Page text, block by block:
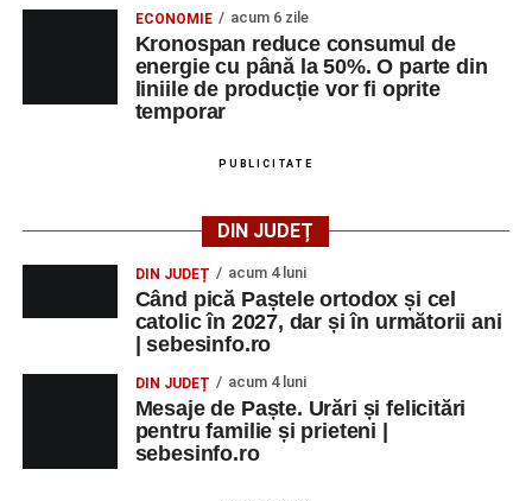
ECONOMIE acum 6 zile
Kronospan reduce consumul de
energie cu până la 50%. O parte din
liniile de producție vor fi oprite
temporar
PUBLICITATE
DIN JUDEȚ
DIN JUDEȚ acum 4 luni
Când pică Paștele ortodox și cel
catolic în 2027, dar și în următorii ani
| sebesinfo.ro
DIN JUDEȚ acum 4 luni
Mesaje de Paște. Urări și felicitări
pentru familie și prieteni |
sebesinfo.ro